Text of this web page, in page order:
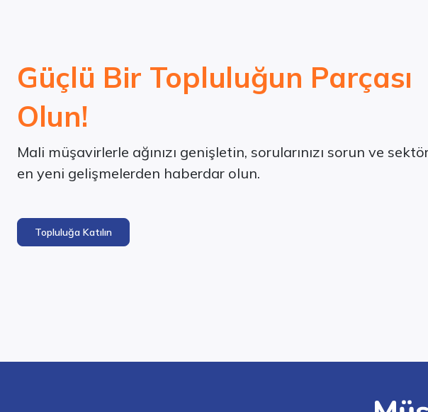
Güçlü Bir Topluluğun Parçası
Olun!
Mali müşavirlerle ağınızı genişletin, sorularınızı sorun ve
en yeni gelişmelerden haberdar olun.
Topluluğa Katılın